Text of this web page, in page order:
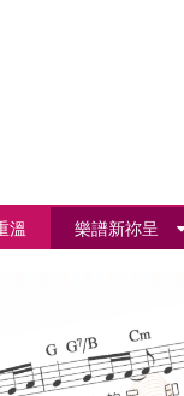
溫 樂譜新祢呈